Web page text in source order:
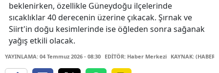
beklenirken, özellikle Güneydoğu ilçelerinde
sıcaklıklar 40 derecenin üzerine çıkacak. Şırnak ve
Siirt'in doğu kesimlerinde ise öğleden sonra sağanak
yağış etkili olacak.
YAYINLAMA: 04 Temmuz 2026 - 08:30 EDİTÖR: Haber Merkezi KAYNAK: (HABER